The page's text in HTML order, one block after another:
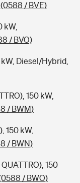
(0588 / BVE)
kW,
/ BVO)
Diesel/Hybrid,
150 kW,
/ BWM)
150 kW,
/ BWN)
150
/ BWO)